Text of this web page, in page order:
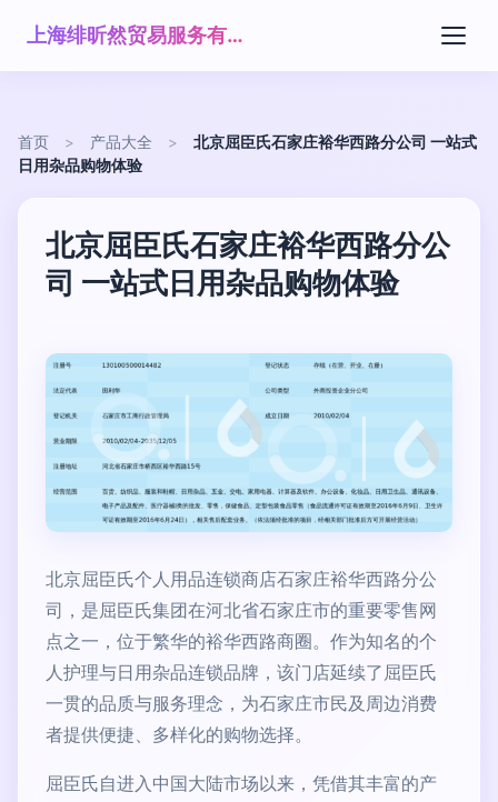
上海绯昕然贸易服务有限公司
首页 > 产品大全 >
北京屈臣氏石家庄裕华西路分公司 一站式
日用杂品购物体验
北京屈臣氏石家庄裕华西路分公
司 一站式日用杂品购物体验
北京屈臣氏个人用品连锁商店石家庄裕华西路分公
司，是屈臣氏集团在河北省石家庄市的重要零售网
点之一，位于繁华的裕华西路商圈。作为知名的个
人护理与日用杂品连锁品牌，该门店延续了屈臣氏
一贯的品质与服务理念，为石家庄市民及周边消费
者提供便捷、多样化的购物选择。
屈臣氏自进入中国大陆市场以来，凭借其丰富的产